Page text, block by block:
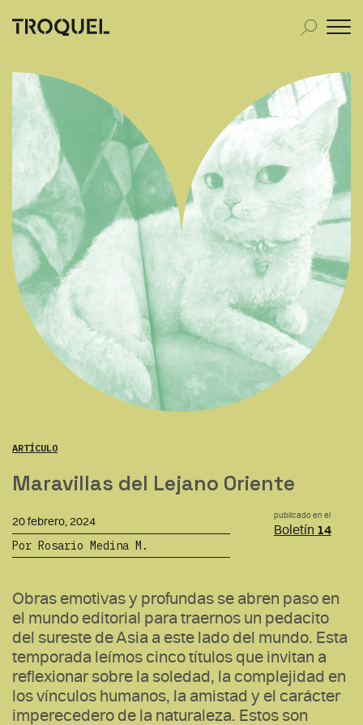
ARTÍCULO
Maravillas del Lejano Oriente
20 febrero, 2024
Por Rosario Medina M.
publicado en el
Boletín 14
Obras emotivas y profundas se abren paso en
el mundo editorial para traernos un pedacito
del sureste de Asia a este lado del mundo. Esta
temporada leímos cinco títulos que invitan a
reflexionar sobre la soledad, la complejidad en
los vínculos humanos, la amistad y el carácter
imperecedero de la naturaleza. Estos son